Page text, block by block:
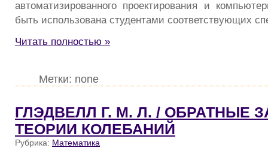
автоматизированного проектирования и
быть использована студентами соответствующих
Читать полностью »
Метки: none
ГЛЭДВЕЛЛ Г. М. Л. / ОБРАТНЫЕ
ТЕОРИИ КОЛЕБАНИЙ
Рубрика: Математика